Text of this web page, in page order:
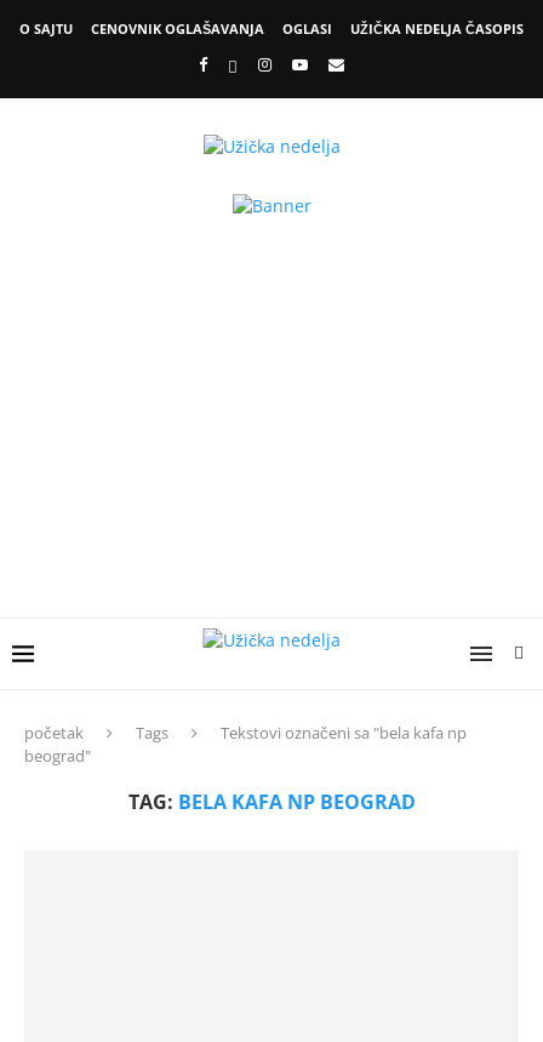
O SAJTU CENOVNIK OGLAŠAVANJA OGLASI UŽIČKA NEDELJA ČASOPIS
početak Tags
Tekstovi označeni sa "bela kafa np
beograd"
TAG: BELA KAFA NP BEOGRAD